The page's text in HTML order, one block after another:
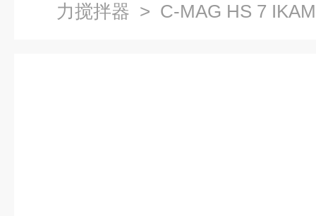
力搅拌器 > C-MAG HS 7